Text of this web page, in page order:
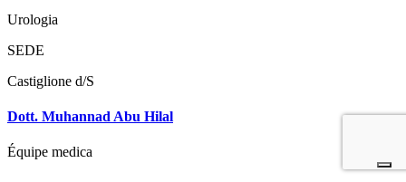
Urologia
SEDE
Castiglione d/S
Dott. Muhannad Abu Hilal
Équipe medica